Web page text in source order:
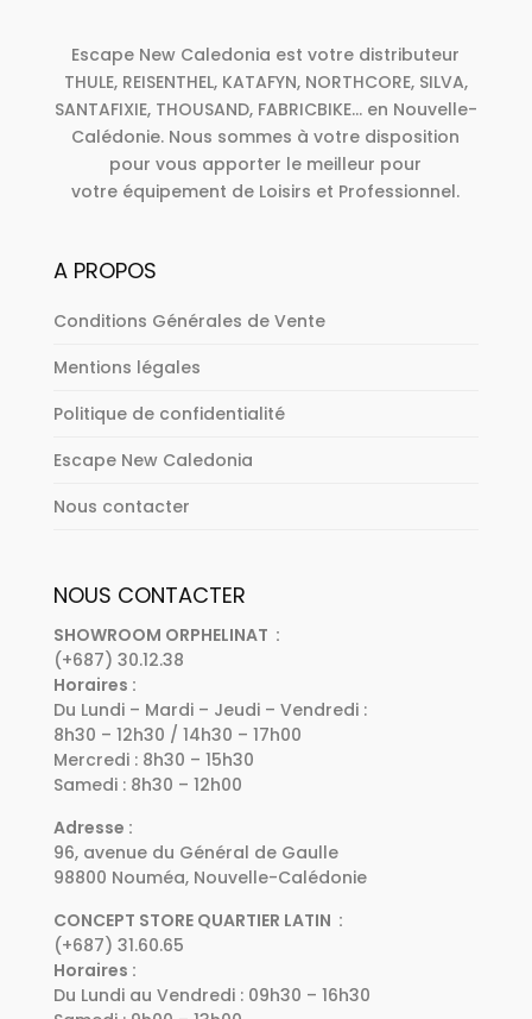
Escape New Caledonia est votre distributeur
THULE, REISENTHEL, KATAFYN, NORTHCORE, SILVA,
SANTAFIXIE, THOUSAND, FABRICBIKE... en Nouvelle-
Calédonie. Nous sommes à votre disposition
pour vous apporter le meilleur pour
votre équipement de Loisirs et Professionnel.
A PROPOS
Conditions Générales de Vente
Mentions légales
Politique de confidentialité
Escape New Caledonia
Nous contacter
NOUS CONTACTER
SHOWROOM ORPHELINAT :
(+687) 30.12.38
Horaires :
Du Lundi – Mardi – Jeudi – Vendredi :
8h30 – 12h30 / 14h30 – 17h00
Mercredi : 8h30 – 15h30
Samedi : 8h30 – 12h00
Adresse :
96, avenue du Général de Gaulle
98800 Nouméa, Nouvelle-Calédonie
CONCEPT STORE QUARTIER LATIN :
(+687) 31.60.65
Horaires :
Du Lundi au Vendredi : 09h30 – 16h30